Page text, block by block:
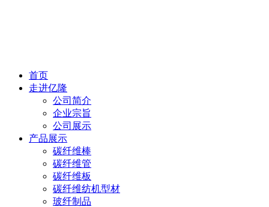
首页
走进亿隆
公司简介
企业宗旨
公司展示
产品展示
碳纤维棒
碳纤维管
碳纤维板
碳纤维纺机型材
玻纤制品